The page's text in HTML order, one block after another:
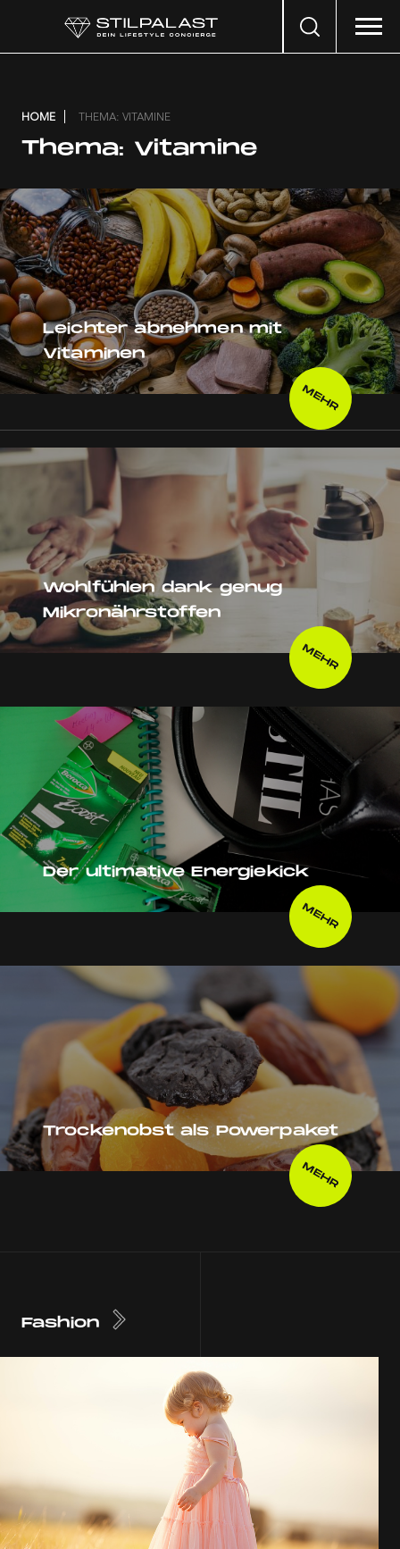
Search
HOME THEMA: VITAMINE
Thema: Vitamine
Leichter abnehmen mit
Vitaminen
MEHR
Wohlfühlen dank genug
Mikronährstoffen
MEHR
Der ultimative Energiekick
MEHR
Trockenobst als Powerpaket
MEHR
Fashion